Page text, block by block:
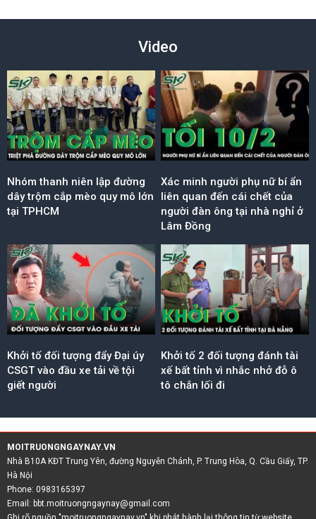
Video
Nhóm thanh niên lập đường
dây trộm cắp mèo quy mô lớn
tại TPHCM
Xác minh người phụ nữ bí ẩn
liên quan đến cái chết của
người đàn ông tại nhà nghỉ ở
Lâm Đồng
Khởi tố đối tượng đẩy Đại úy
CSGT vào đầu xe tải về tội
giết người
Khởi tố 2 đối tượng đánh tài
xế bất tỉnh vì nhắc nhở đỗ ô
tô chắn lối đi
MOITRUONGNGAYNAY.VN
Nhà B10A KĐT Trung Yên, đường Nguyễn Chánh, P. Trung Hòa, Q. Cầu Giấy, TP.
Hà Nội
Phone: 0983165397
Email: bbt.moitruongngaynay@gmail.com